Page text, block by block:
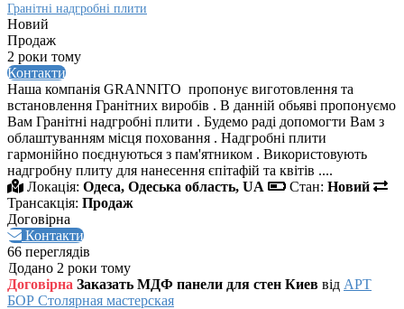
Гранітні надгробні плити
Новий
Продаж
2 роки тому
Контакти
Наша компанія GRANNITO пропонує виготовлення та
встановлення Гранітних виробів . В данній обьяві пропонуємо
Вам Гранітні надгробні плити . Будемо раді допомогти Вам з
облаштуванням місця поховання . Надгробні плити
гармонійно поєднуються з пам'ятником . Використовують
надгробну плиту для нанесення єпітафій та квітів ....
Локація: Одеса, Одеська область, UA Стан: Новий
Трансакція: Продаж
Договірна
Контакти
66 переглядів
Додано 2 роки тому
Договірна Заказать МДФ панели для стен Киев від АРТ
БОР Столярная мастерская